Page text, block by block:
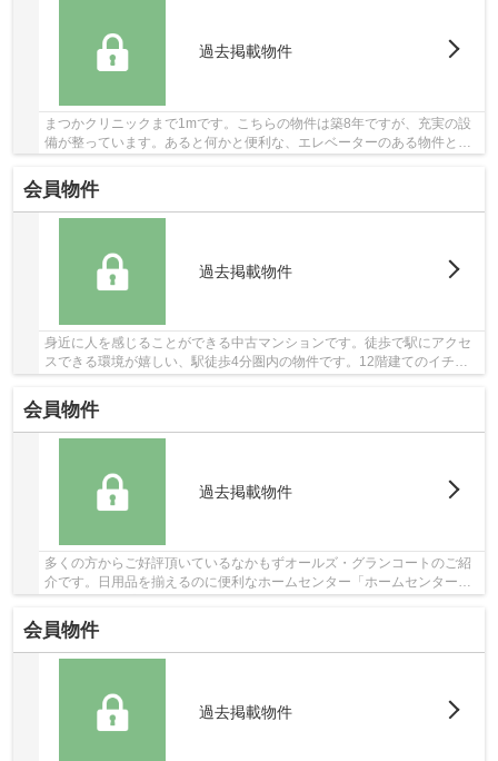
過去掲載物件
まつかクリニックまで1mです。こちらの物件は築8年ですが、充実の設
備が整っています。あると何かと便利な、エレベーターのある物件とな
会員物件
過去掲載物件
身近に人を感じることができる中古マンションです。徒歩で駅にアクセ
スできる環境が嬉しい、駅徒歩4分圏内の物件です。12階建てのイチオ
会員物件
過去掲載物件
多くの方からご好評頂いているなかもずオールズ・グランコートのご紹
介です。日用品を揃えるのに便利なホームセンター「ホームセンターコ
会員物件
過去掲載物件